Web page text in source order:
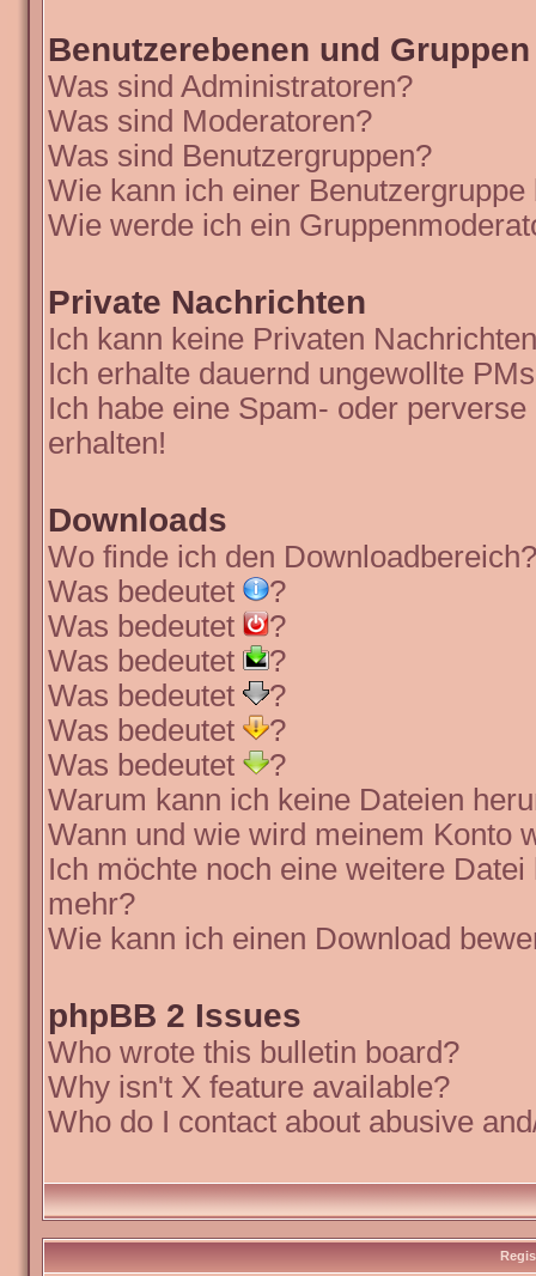
Benutzerebenen und Gruppen
Was sind Administratoren?
Was sind Moderatoren?
Was sind Benutzergruppen?
Wie kann ich einer Benutzergruppe
Wie werde ich ein
Private Nachrichten
Ich kann keine Privaten
Ich erhalte dauernd ungewollte
Ich habe eine Spam- oder
erhalten!
Downloads
Wo finde ich den Downloadbereich?
Was bedeutet
?
Was bedeutet
?
Was bedeutet
?
Was bedeutet
?
Was bedeutet
?
Was bedeutet
?
Warum kann ich keine Dateien
Wann und wie wird meinem Konto
Ich möchte noch eine weitere
mehr?
Wie kann ich einen Download
phpBB 2 Issues
Who wrote this bulletin board?
Why isn't X feature available?
Who do I contact about abusive